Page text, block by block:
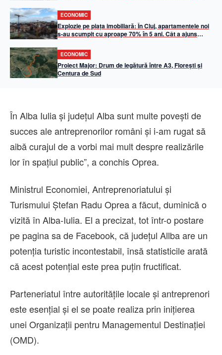
ECONOMIC
Explozie pe piața imobiliară: În Cluj, apartamentele noi
s-au scumpit cu aproape 70% în 5 ani. Cât a ajuns
ECONOMIC
Proiect Major: Drum de legătură între A3, Florești și
Centura de Sud
În Alba Iulia şi judeţul Alba sunt multe poveşti de
succes ale antreprenorilor români şi i-am rugat să
aibă curajul de a vorbi mai mult despre realizările
lor în spaţiul public”, a conchis Oprea.
Ministrul Economiei, Antreprenoriatului şi
Turismului Ştefan Radu Oprea a făcut, duminică o
vizită în Alba-Iulia. El a precizat, tot într-o postare
pe pagina sa de Facebook, că judeţul Allba are un
potenţia turistic incontestabil, însă statisticile arată
că acest potenţial este prea puţin fructificat.
Parteneriatul între autorităţile locale şi antreprenori
este esenţial şi el se poate realiza prin iniţierea
unei Organizaţii pentru Managementul Destinaţiei
(OMD).